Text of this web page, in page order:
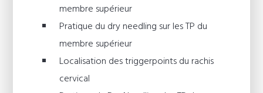
membre supérieur
Pratique du dry needling sur les TP du
membre supérieur
Localisation des triggerpoints du rachis
cervical